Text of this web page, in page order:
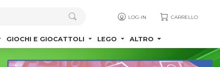
LOG-IN CARRELLO
GIOCHI E GIOCATTOLI LEGO ALTRO